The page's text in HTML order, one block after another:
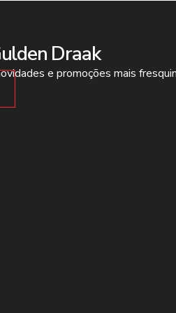
Draak
e promoções mais